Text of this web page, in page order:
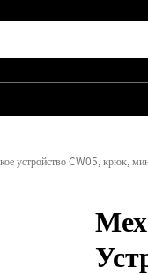
устройство CW05, крюк,